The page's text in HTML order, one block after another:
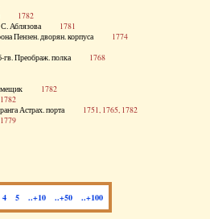
1782
С. Аблязова 1781
Пензен. дворян. корпуса 1774
гв. Преображ. полка 1768
1782
1782
ранга Астрах. порта 1751, 1765, 1782
1779
4 5 ..+10 ..+50 ..+100